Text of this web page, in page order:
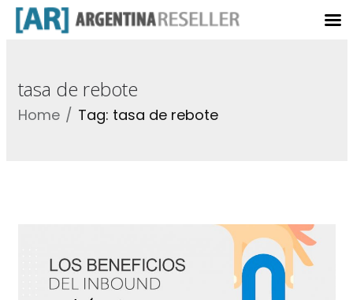
tasa de rebote
Home Tag: tasa de rebote